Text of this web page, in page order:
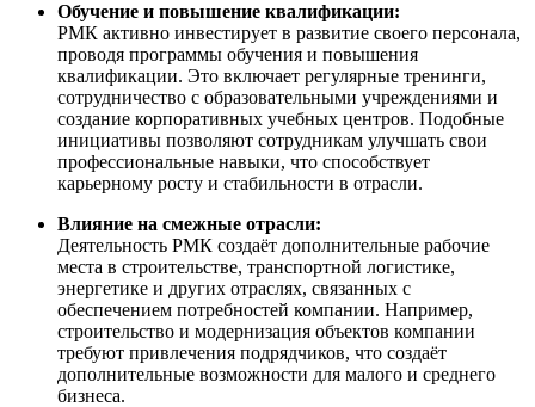
Обучение и повышение квалификации:
РМК активно инвестирует в развитие своего персонала,
проводя программы обучения и повышения
квалификации. Это включает регулярные тренинги,
сотрудничество с образовательными учреждениями и
создание корпоративных учебных центров. Подобные
инициативы позволяют сотрудникам улучшать свои
профессиональные навыки, что способствует
карьерному росту и стабильности в отрасли.
Влияние на смежные отрасли:
Деятельность РМК создаёт дополнительные рабочие
места в строительстве, транспортной логистике,
энергетике и других отраслях, связанных с
обеспечением потребностей компании. Например,
строительство и модернизация объектов компании
требуют привлечения подрядчиков, что создаёт
дополнительные возможности для малого и среднего
бизнеса.